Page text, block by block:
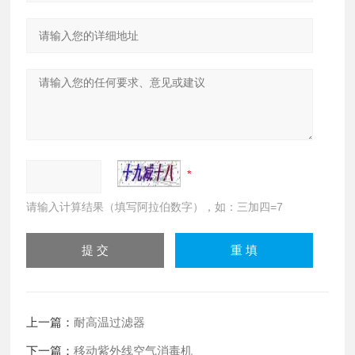
请输入计算结果（填写阿拉伯数字），如：三加四=7
上一篇： 耐高温过滤器
下一篇：移动紫外线空气消毒机